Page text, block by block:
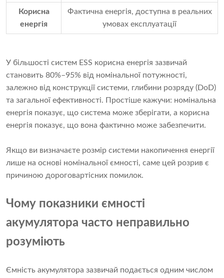
Корисна
енергія
Фактична енергія, доступна в реальних
умовах експлуатації
У більшості систем ESS корисна енергія зазвичай
становить 80%–95% від номінальної потужності,
залежно від конструкції системи, глибини розряду (DoD)
та загальної ефективності. Простіше кажучи: номінальна
енергія показує, що система може зберігати, а корисна
енергія показує, що вона фактично може забезпечити.
Якщо ви визначаєте розмір системи накопичення енергії
лише на основі номінальної ємності, саме цей розрив є
причиною дороговартісних помилок.
Чому показники ємності
акумулятора часто неправильно
розуміють
Ємність акумулятора зазвичай подається одним числом